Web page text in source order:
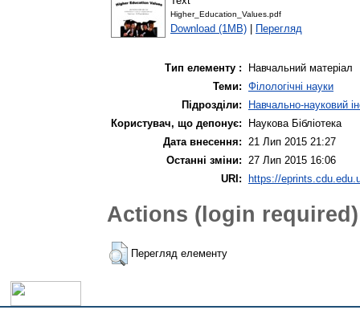
Higher_Education_Values.pdf
Download (1MB) Перегляд
Тип елементу :
Навчальний матеріал
Теми: Філологічні науки
Підрозділи:
Навчально-науковий
Користувач, що депонує:
Наукова Бібліотека
Дата внесення: 21 Лип 2015 21:27
Останні зміни: 27 Лип 2015 16:06
URI:
https://
Actions (login required)
Перегляд елементу